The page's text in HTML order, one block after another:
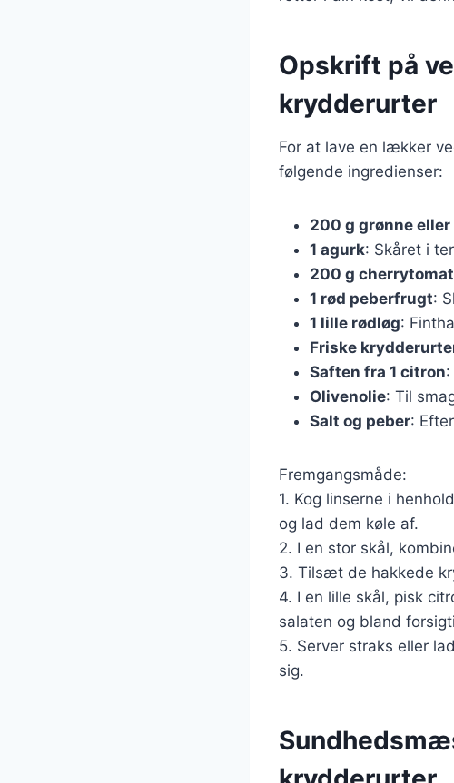
Opskrift på
krydderurter
For at lave en lækker
følgende ingredienser:
200 g grønne
1 agurk: Skåret i
200 g
1 rød peberfrugt:
1 lille rødløg:
Friske
Saften fra 1 citron
Olivenolie: Til
Salt og peber:
Fremgangsmåde:
1. Kog linserne i
og lad dem køle af.
2. I en stor skål,
3. Tilsæt de hakkede
4. I en lille skål, pisk
salaten og bland
5. Server straks eller
sig.